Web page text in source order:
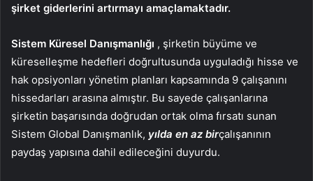
şirket giderlerini artırmayı amaçlamaktadır.
Sistem Küresel Danışmanlığı , şirketin büyüme ve
küreselleşme hedefleri doğrultusunda uyguladığı hisse ve
hak opsiyonları yönetim planları kapsamında 9 çalışanını
hissedarları arasına almıştır. Bu sayede çalışanlarına
şirketin başarısında doğrudan ortak olma fırsatı sunan
Sistem Global Danışmanlık, yılda en az birçalışanının
paydaş yapısına dahil edileceğini duyurdu.